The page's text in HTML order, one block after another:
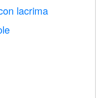
lacrima